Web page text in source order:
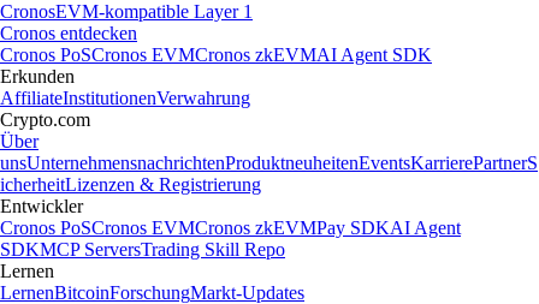
CronosEVM-kompatible Layer 1
Cronos entdecken
Cronos PoSCronos EVMCronos zkEVMAI Agent SDK
Erkunden
AffiliateInstitutionenVerwahrung
Crypto.com
Über
unsUnternehmensnachrichtenProduktneuheitenEventsKarrierePartnerS
icherheitLizenzen & Registrierung
Entwickler
Cronos PoSCronos EVMCronos zkEVMPay SDKAI Agent
SDKMCP ServersTrading Skill Repo
Lernen
LernenBitcoinForschungMarkt-Updates